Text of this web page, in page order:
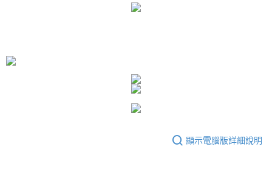
顯示電腦版詳細說明